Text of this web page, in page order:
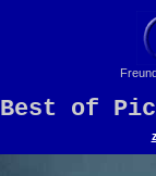
Best of